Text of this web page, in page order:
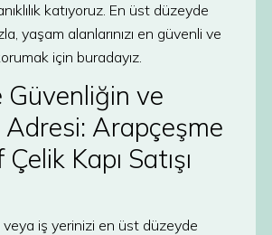
katıyoruz. En üst düzeyde
yaşam alanlarınızı en güvenli ve
için buradayız.
Güvenliğin ve
Arapçeşme
Kapı Satışı
veya iş yerinizi en üst düzeyde